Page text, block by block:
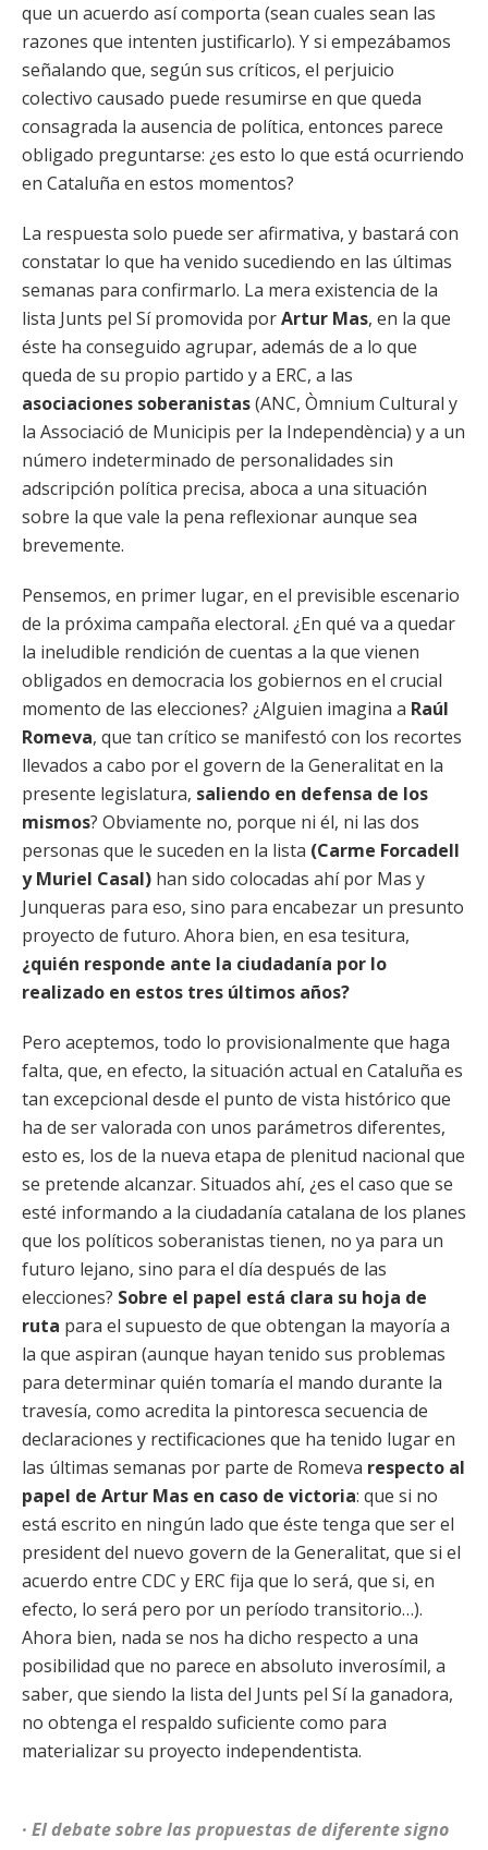
que un acuerdo así comporta (sean cuales sean las
razones que intenten justificarlo). Y si empezábamos
señalando que, según sus críticos, el perjuicio
colectivo causado puede resumirse en que queda
consagrada la ausencia de política, entonces parece
obligado preguntarse: ¿es esto lo que está ocurriendo
en Cataluña en estos momentos?
La respuesta solo puede ser afirmativa, y bastará con
constatar lo que ha venido sucediendo en las últimas
semanas para confirmarlo. La mera existencia de la
lista Junts pel Sí promovida porArtur Mas, en la que
éste ha conseguido agrupar, además de a lo que
queda de su propio partido y a ERC, a las
asociaciones soberanistas(ANC, Òmnium Cultural y
la Associació de Municipis per la Independència) y a un
número indeterminado de personalidades sin
adscripción política precisa, aboca a una situación
sobre la que vale la pena reflexionar aunque sea
brevemente.
Pensemos, en primer lugar, en el previsible escenario
de la próxima campaña electoral. ¿En qué va a quedar
la ineludible rendición de cuentas a la que vienen
obligados en democracia los gobiernos en el crucial
momento de las elecciones? ¿Alguien imagina a Raúl
Romeva, que tan crítico se manifestó con los recortes
llevados a cabo por el govern de la Generalitat en la
presente legislatura, saliendo en defensa de los
mismos? Obviamente no, porque ni él, ni las dos
personas que le suceden en la lista (Carme Forcadell
y Muriel Casal) han sido colocadas ahí por Mas y
Junqueras para eso, sino para encabezar un presunto
proyecto de futuro. Ahora bien, en esa tesitura,
¿quién responde ante la ciudadanía por lo
realizado en estos tres últimos años?
Pero aceptemos, todo lo provisionalmente que haga
falta, que, en efecto, la situación actual en Cataluña es
tan excepcional desde el punto de vista histórico que
ha de ser valorada con unos parámetros diferentes,
esto es, los de la nueva etapa de plenitud nacional que
se pretende alcanzar. Situados ahí, ¿es el caso que se
esté informando a la ciudadanía catalana de los planes
que los políticos soberanistas tienen, no ya para un
futuro lejano, sino para el día después de las
elecciones? Sobre el papel está clara su hoja de
ruta para el supuesto de que obtengan la mayoría a
la que aspiran (aunque hayan tenido sus problemas
para determinar quién tomaría el mando durante la
travesía, como acredita la pintoresca secuencia de
declaraciones y rectificaciones que ha tenido lugar en
las últimas semanas por parte de Romeva respecto al
papel de Artur Mas en caso de victoria: que si no
está escrito en ningún lado que éste tenga que ser el
president del nuevo govern de la Generalitat, que si el
acuerdo entre CDC y ERC fija que lo será, que si, en
efecto, lo será pero por un período transitorio…).
Ahora bien, nada se nos ha dicho respecto a una
posibilidad que no parece en absoluto inverosímil, a
saber, que siendo la lista del Junts pel Sí la ganadora,
no obtenga el respaldo suficiente como para
materializar su proyecto independentista.
· El debate sobre las propuestas de diferente signo